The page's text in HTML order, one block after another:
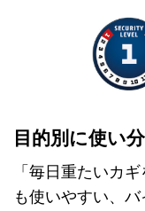
目的別に使い
「毎日重たいカ
も使いやすい、